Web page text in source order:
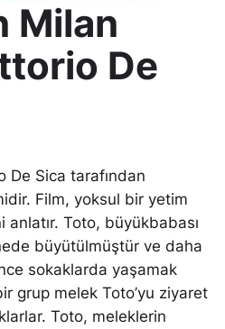
Milan
De
De Sica tarafından
Film, yoksul bir yetim
anlatır. Toto, büyükbabası
büyütülmüştür ve daha
sokaklarda yaşamak
grup melek Toto’yu ziyaret
Toto, meleklerin